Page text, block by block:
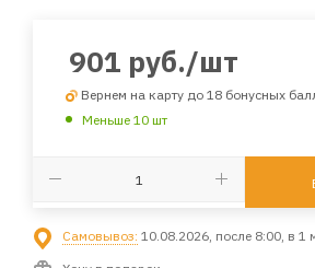
901 руб./шт
Вернем на карту до 18 бонусных
Меньше 10 шт
Самовывоз: 10.08.2026, после 8:00, в 1